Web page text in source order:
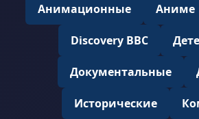
Анимационные Аниме
Discovery BBC
Документальные
Исторические